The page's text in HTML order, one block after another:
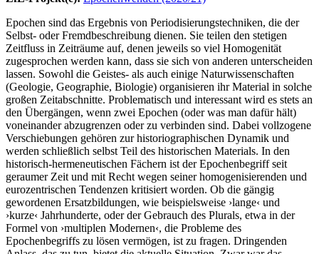
Epochen sind das Ergebnis von Periodisierungstechniken, die der
Selbst- oder Fremdbeschreibung dienen. Sie teilen den stetigen
Zeitfluss in Zeiträume auf, denen jeweils so viel Homogenität
zugesprochen werden kann, dass sie sich von anderen unterscheiden
lassen. Sowohl die Geistes- als auch einige Naturwissenschaften
(Geologie, Geographie, Biologie) organisieren ihr Material in solche
großen Zeitabschnitte. Problematisch und interessant wird es stets an
den Übergängen, wenn zwei Epochen (oder was man dafür hält)
voneinander abzugrenzen oder zu verbinden sind. Dabei vollzogene
Verschiebungen gehören zur historiographischen Dynamik und
werden schließlich selbst Teil des historischen Materials. In den
historisch-hermeneutischen Fächern ist der Epochenbegriff seit
geraumer Zeit und mit Recht wegen seiner homogenisierenden und
eurozentrischen Tendenzen kritisiert worden. Ob die gängig
gewordenen Ersatzbildungen, wie beispielsweise ›lange‹ und
›kurze‹ Jahrhunderte, oder der Gebrauch des Plurals, etwa in der
Formel von ›multiplen Modernen‹, die Probleme des
Epochenbegriffs zu lösen vermögen, ist zu fragen. Dringenden